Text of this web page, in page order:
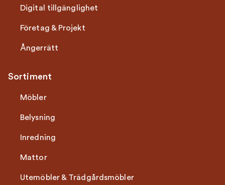
Digital tillgänglighet
Företag & Projekt
Ångerrätt
Sortiment
Möbler
Belysning
Inredning
Mattor
Utemöbler & Trädgårdsmöbler